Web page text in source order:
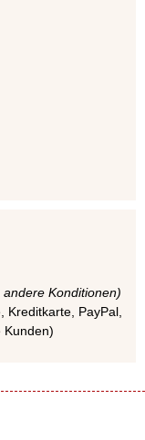
Konditionen)
Kreditkarte, PayPal,
Kunden)